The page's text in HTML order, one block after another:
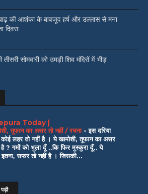
की आशंका के बावजूद हर्ष और उल्लास से मना
दिवस
तीसरी सोमवारी को उमड़ी शिव मंदिरों में भीड़
Today |
तूफान का असर तो नहीं / रचना -इस दरिया
लहर तो नहीं है । ये खामोशी, तूफान का असर
है ? गमों को भुला दूँ ..कि फिर मुस्कुरा दूँ.. ये
सफर तो नहीं है । जिसकी...